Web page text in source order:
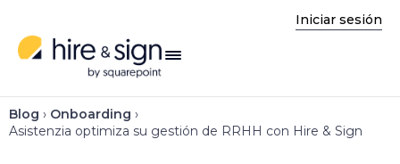
Iniciar sesión
Blog › Onboarding ›
Asistenzia optimiza su gestión de RRHH con Hire & Sign